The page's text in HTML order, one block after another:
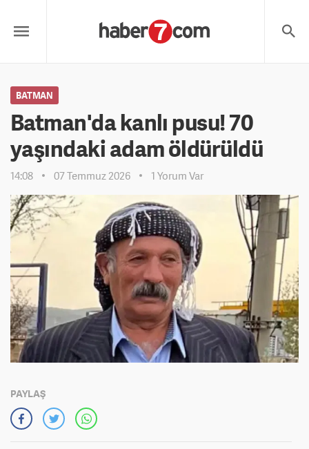
BATMAN
Batman'da kanlı pusu! 70
yaşındaki adam öldürüldü
14:08 07 Temmuz 2026 1 Yorum Var
PAYLAŞ